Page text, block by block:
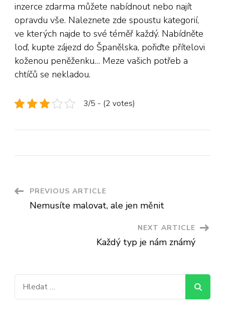
inzerce zdarma můžete nabídnout nebo najít
opravdu vše. Naleznete zde spoustu kategorií,
ve kterých najde to své téměř každý. Nabídněte
loď, kupte zájezd do Španělska, pořiďte přítelovi
koženou peněženku… Meze vašich potřeb a
chtíčů se nekladou.
3/5 - (2 votes)
Post
Navigation
PREVIOUS ARTICLE
Nemusíte malovat, ale jen měnit
NEXT ARTICLE
Každý typ je nám známý